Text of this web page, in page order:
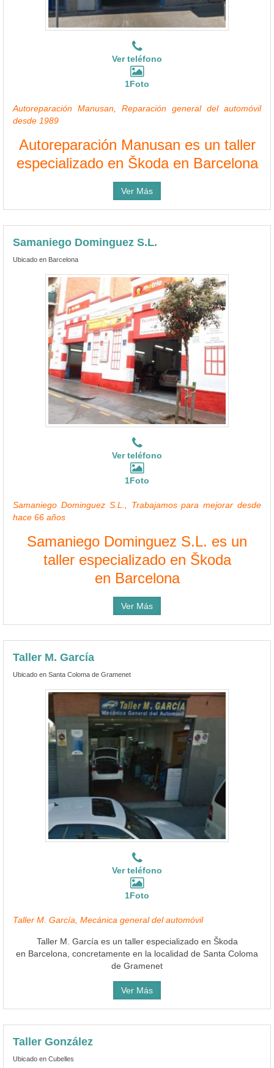
Ver teléfono
1Foto
Autoreparación Manusan, Reparación general del automóvil
desde 1989
Autoreparación Manusan es un taller
especializado en Škoda en Barcelona
Ver Más
Samaniego Dominguez S.L.
Ubicado en Barcelona
Ver teléfono
1Foto
Samaniego Dominguez S.L., Trabajamos para mejorar desde
hace 66 años
Samaniego Dominguez S.L. es un
taller especializado en Škoda
en Barcelona
Ver Más
Taller M. García
Ubicado en Santa Coloma de Gramenet
Ver teléfono
1Foto
Taller M. García, Mecánica general del automóvil
Taller M. García es un taller especializado en Škoda
en Barcelona, concretamente en la localidad de Santa Coloma
de Gramenet
Ver Más
Taller González
Ubicado en Cubelles